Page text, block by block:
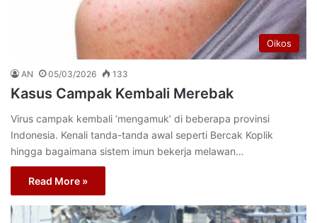
Oikos
AN 05/03/2026 133
Kasus Campak Kembali Merebak
Virus campak kembali ‘mengamuk’ di beberapa provinsi
Indonesia. Kenali tanda-tanda awal seperti Bercak Koplik
hingga bagaimana sistem imun bekerja melawan…
Read More »